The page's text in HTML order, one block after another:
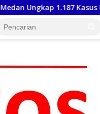
Dalam 300 Hari,